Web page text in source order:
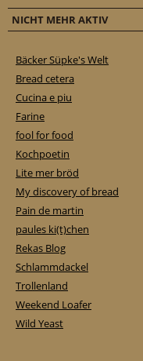
NICHT MEHR AKTIV
Bäcker Süpke's Welt
Bread cetera
Cucina e piu
Farine
fool for food
Kochpoetin
Lite mer bröd
My discovery of bread
Pain de martin
paules ki(t)chen
Rekas Blog
Schlammdackel
Trollenland
Weekend Loafer
Wild Yeast